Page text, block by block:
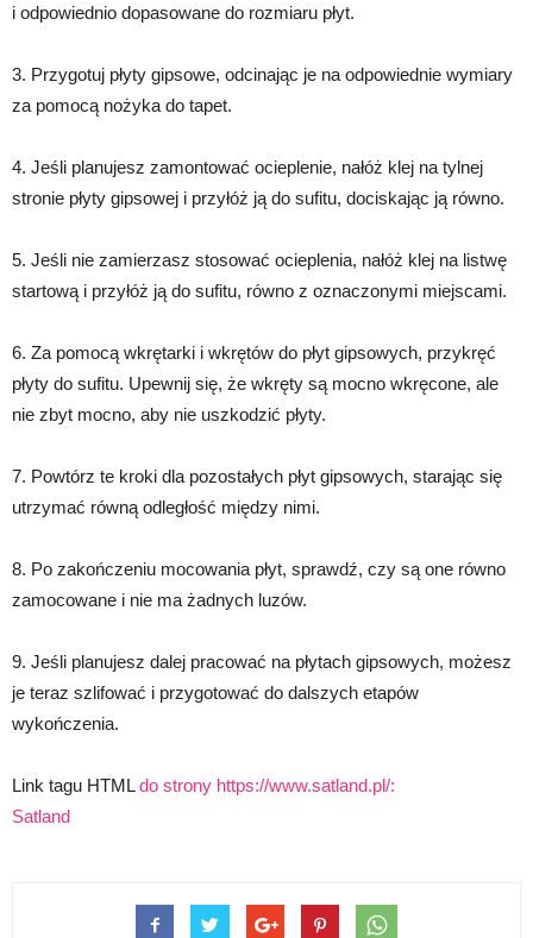
i odpowiednio dopasowane do rozmiaru płyt.
3. Przygotuj płyty gipsowe, odcinając je na odpowiednie wymiary
za pomocą nożyka do tapet.
4. Jeśli planujesz zamontować ocieplenie, nałóż klej na tylnej
stronie płyty gipsowej i przyłóż ją do sufitu, dociskając ją równo.
5. Jeśli nie zamierzasz stosować ocieplenia, nałóż klej na listwę
startową i przyłóż ją do sufitu, równo z oznaczonymi miejscami.
6. Za pomocą wkrętarki i wkrętów do płyt gipsowych, przykręć
płyty do sufitu. Upewnij się, że wkręty są mocno wkręcone, ale
nie zbyt mocno, aby nie uszkodzić płyty.
7. Powtórz te kroki dla pozostałych płyt gipsowych, starając się
utrzymać równą odległość między nimi.
8. Po zakończeniu mocowania płyt, sprawdź, czy są one równo
zamocowane i nie ma żadnych luzów.
9. Jeśli planujesz dalej pracować na płytach gipsowych, możesz
je teraz szlifować i przygotować do dalszych etapów
wykończenia.
Link tagu HTMLdo strony https://www.satland.pl/:
Satland